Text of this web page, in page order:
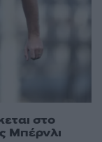
στο
Μπέρνλι